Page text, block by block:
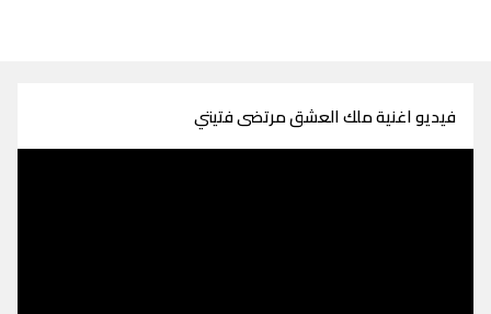
فيديو اغنية ملك العشق مرتضى فتيتي